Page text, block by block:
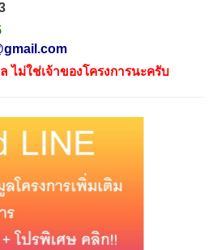
ไม่ใช่เจ้าของโครงการนะครับ